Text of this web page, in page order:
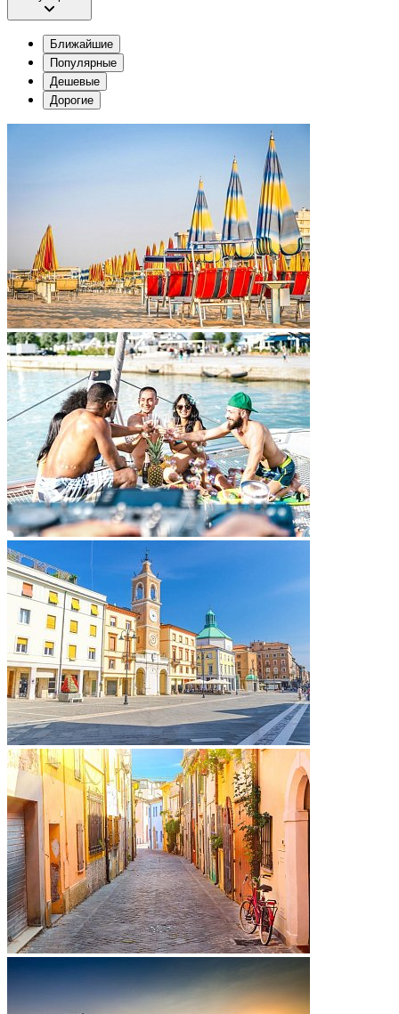
Ближайшие
Популярные
Дешевые
Дорогие